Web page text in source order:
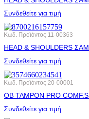
Συνδεθείτε για τιμή
Κωδ. Προϊόντος 11-00363
HEAD & SHOULDERS
Συνδεθείτε για τιμή
Κωδ. Προϊόντος 20-00001
OB ΤΑΜΡΟΝ PRO
Συνδεθείτε για τιμή